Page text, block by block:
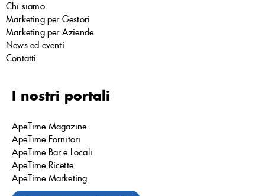
Chi siamo
Marketing per Gestori
Marketing per Aziende
News ed eventi
Contatti
I nostri portali
ApeTime Magazine
ApeTime Fornitori
ApeTime Bar e Locali
ApeTime Ricette
ApeTime Marketing